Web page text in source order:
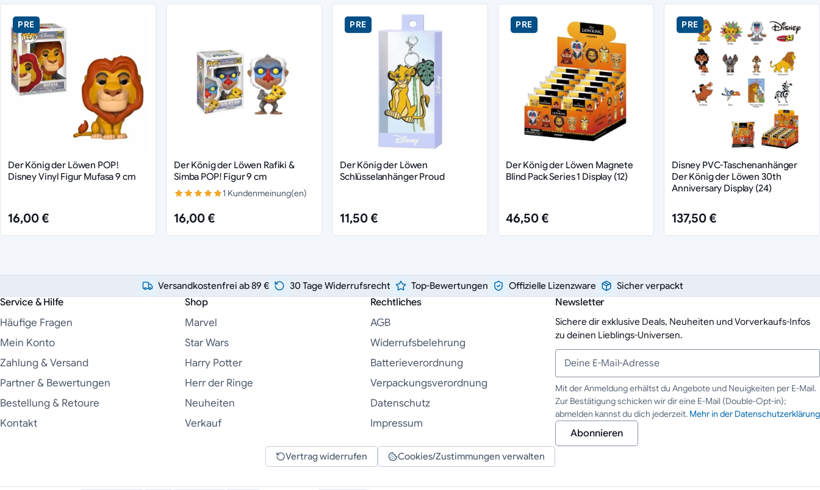
PRE
Der König der Löwen POP!
Disney Vinyl Figur Mufasa 9 cm
16,00 €
Der König der Löwen Rafiki &
Simba POP! Figur 9 cm
1 Kundenmeinung(en)
16,00 €
PRE
Der König der Löwen
Schlüsselanhänger Proud
11,50 €
PRE
Der König der Löwen Magnete
Blind Pack Series 1 Display (12)
46,50 €
PRE
Disney PVC-Taschenanhänger
Der König der Löwen 30th
Anniversary Display (24)
137,50 €
Versandkostenfrei ab 89 € 30 Tage Widerrufsrecht Top-Bewertungen Offizielle Lizenzware Sicher verpackt
Service & Hilfe
Häufige Fragen
Mein Konto
Zahlung & Versand
Partner & Bewertungen
Bestellung & Retoure
Kontakt
Shop
Marvel
Star Wars
Harry Potter
Herr der Ringe
Neuheiten
Verkauf
Rechtliches
AGB
Widerrufsbelehrung
Batterieverordnung
Verpackungsverordnung
Datenschutz
Impressum
Newsletter
Sichere dir exklusive Deals, Neuheiten und Vorverkaufs-Infos
zu deinen Lieblings-Universen.
Deine E-Mail-Adresse
Mit der Anmeldung erhältst du Angebote und Neuigkeiten per E-Mail.
Zur Bestätigung schicken wir dir eine E-Mail (Double-Opt-in);
abmelden kannst du dich jederzeit. Mehr in der Datenschutzerklärung
Abonnieren
Vertrag widerrufen Cookies/Zustimmungen verwalten